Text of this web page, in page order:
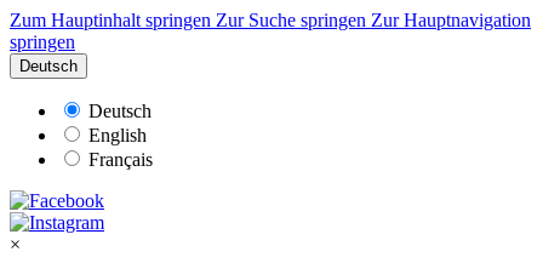
Zum Hauptinhalt springen Zur Suche springen Zur Hauptnavigation
springen
Deutsch
Deutsch
English
Français
×